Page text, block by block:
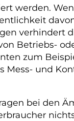
werden.
verhindert
Betriebs-
zum
Mess- und
bei den